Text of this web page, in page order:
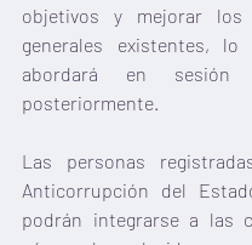
objetivos y mejorar los
generales existentes,
abordará en sesión
posteriormente.
Las personas
Anticorrupción del
podrán integrarse a las